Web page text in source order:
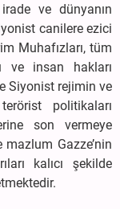
ve dünyanın
canilere ezici
Muhafızları, tüm
ve insan hakları
Siyonist rejimin ve
politikaları
son vermeye
mazlum Gazze’nin
kalıcı şekilde